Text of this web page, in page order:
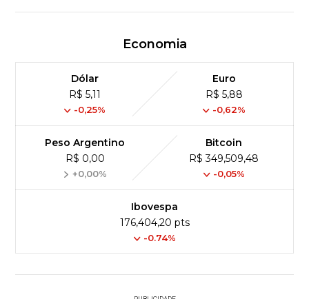
Economia
Dólar
R$ 5,11
-0,25%
Euro
R$ 5,88
-0,62%
Peso Argentino
R$ 0,00
+0,00%
Bitcoin
R$ 349,509,48
-0,05%
Ibovespa
176,404,20 pts
-0.74%